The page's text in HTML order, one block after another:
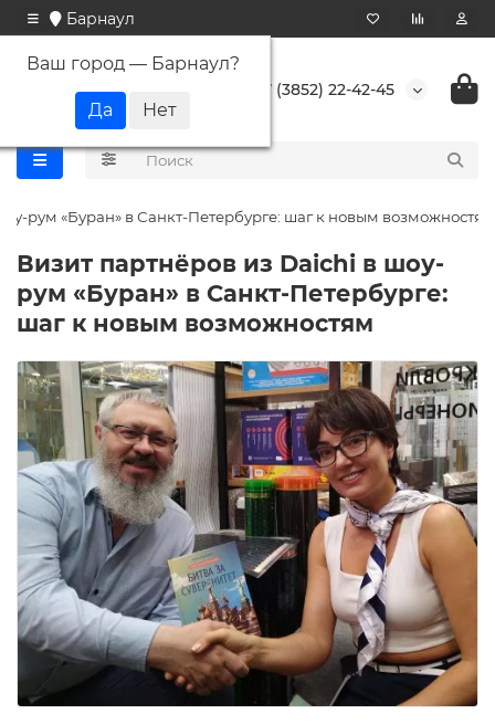
Барнаул
Ваш город — Барнаул?
+7 (3852) 22-42-45
рум «Буран» в Санкт-Петербурге: шаг к новым возможностям
Визит партнёров из Daichi в шоу-
рум «Буран» в Санкт-Петербурге:
шаг к новым возможностям